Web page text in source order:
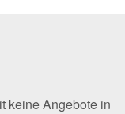
keine Angebote in